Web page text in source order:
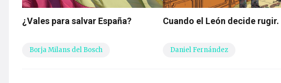
¿Vales para salvar España?
Borja Milans del Bosch
Cuando el León decide rugir.
Daniel Fernández